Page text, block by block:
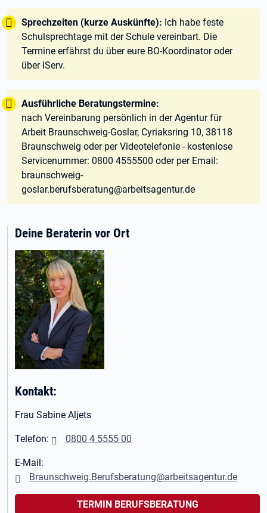
Tipp:
Sprechzeiten (kurze Auskünfte): Ich habe feste
Schulsprechtage mit der Schule vereinbart. Die
Termine erfährst du über eure BO-Koordinator oder
über IServ.
Tipp:
Ausführliche Beratungstermine:
nach Vereinbarung persönlich in der Agentur für
Arbeit Braunschweig-Goslar, Cyriaksring 10, 38118
Braunschweig oder per Videotelefonie - kostenlose
Servicenummer: 0800 4555500 oder per Email:
braunschweig-
goslar.berufsberatung@arbeitsagentur.de
Deine Beraterin vor Ort
Kontakt:
Frau Sabine Aljets
Telefon: 0800 4 5555 00
E-Mail:
Braunschweig.Berufsberatung@arbeitsagentur.de
TERMIN BERUFSBERATUNG